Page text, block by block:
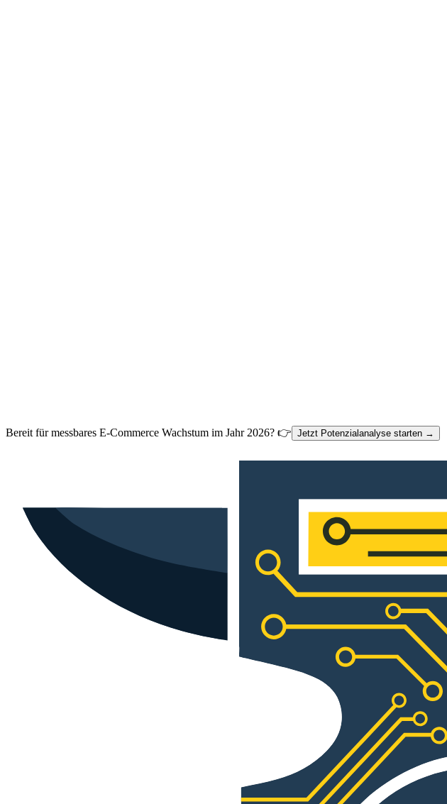
Bereit für messbares E-Commerce Wachstum im Jahr 2026? 👉 Jetzt Potenzialanalyse starten →